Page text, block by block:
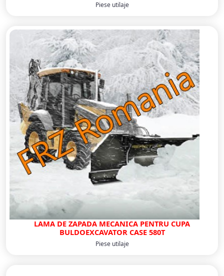
Piese utilaje
LAMA DE ZAPADA MECANICA PENTRU CUPA
BULDOEXCAVATOR CASE 580T
Piese utilaje